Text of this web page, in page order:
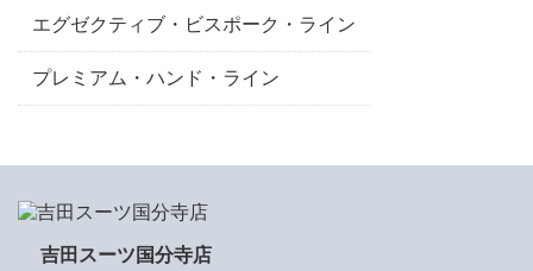
エグゼクティブ・ビスポーク・ライン
プレミアム・ハンド・ライン
吉田スーツ国分寺店